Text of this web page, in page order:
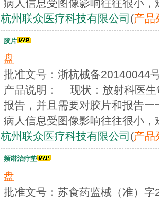
病人信息受图像影响往往很小，
杭州联众医疗科技有限公司 (产品
胶片
盘
批准文号：浙杭械备
产品说明： 现状：放射科医生
报告，并且需要对胶片和报告
病人信息受图像影响往往很小，
杭州联众医疗科技有限公司 (产品
频谱治疗垫
盘
批准文号：苏食药监械（准